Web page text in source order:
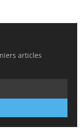
articles